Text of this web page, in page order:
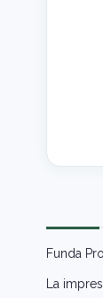
Funda
La